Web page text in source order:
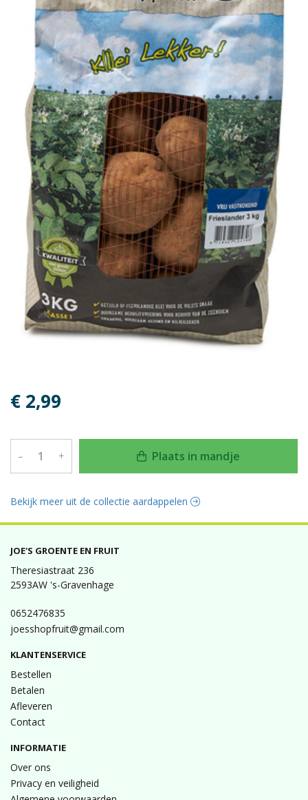
€ 2,99
– + Plaats in mandje
Bekijk meer uit de collectie aardappelen
JOE'S GROENTE EN FRUIT
Theresiastraat 236
2593AW 's-Gravenhage
0652476835
joesshopfruit@gmail.com
KLANTENSERVICE
Bestellen
Betalen
Afleveren
Contact
INFORMATIE
Over ons
Privacy en veiligheid